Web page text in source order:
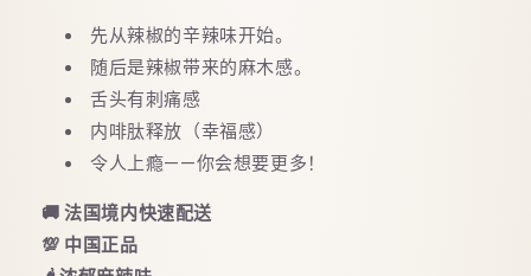
先从辣椒的辛辣味开始。
随后是辣椒带来的麻木感。
舌头有刺痛感
内啡肽释放（幸福感）
令人上瘾——你会想要更多！
🚚 法国境内快速配送
💯 中国正品